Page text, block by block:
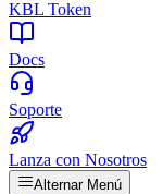
KBL Token
Docs
Soporte
Lanza con Nosotros
Alternar Menú